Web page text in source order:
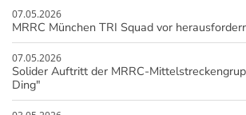
07.05.2026
MRRC München TRI Squad vor
07.05.2026
Solider Auftritt der MRRC-
Ding"